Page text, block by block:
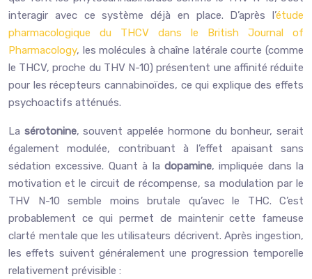
interagir avec ce système déjà en place. D’après l’étude
pharmacologique du THCV dans le British Journal of
Pharmacology, les molécules à chaîne latérale courte (comme
le THCV, proche du THV N-10) présentent une affinité réduite
pour les récepteurs cannabinoïdes, ce qui explique des effets
psychoactifs atténués.
La sérotonine, souvent appelée hormone du bonheur, serait
également modulée, contribuant à l’effet apaisant sans
sédation excessive. Quant à la dopamine, impliquée dans la
motivation et le circuit de récompense, sa modulation par le
THV N-10 semble moins brutale qu’avec le THC. C’est
probablement ce qui permet de maintenir cette fameuse
clarté mentale que les utilisateurs décrivent. Après ingestion,
les effets suivent généralement une progression temporelle
relativement prévisible :